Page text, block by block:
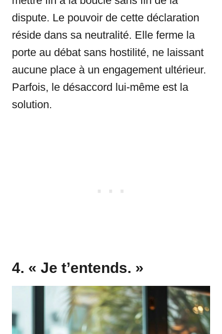
dispute. Le pouvoir de cette déclaration
réside dans sa neutralité. Elle ferme la
porte au débat sans hostilité, ne laissant
aucune place à un engagement ultérieur.
Parfois, le désaccord lui-même est la
solution.
4. « Je t’entends. »